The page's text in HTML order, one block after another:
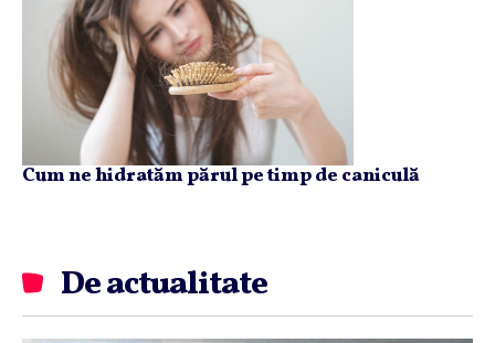
Cum ne hidratăm părul pe timp de caniculă
De actualitate